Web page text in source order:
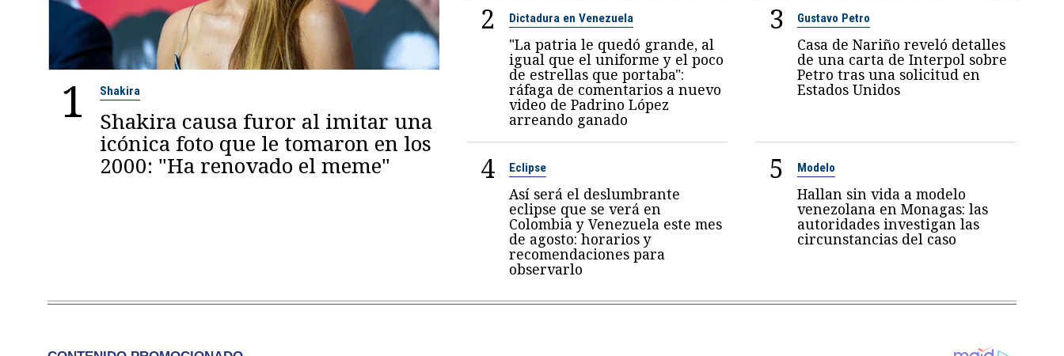
1 Shakira
Shakira causa furor al imitar una
icónica foto que le tomaron en los
2000: "Ha renovado el meme"
2 Dictadura en Venezuela
"La patria le quedó grande, al
igual que el uniforme y el poco
de estrellas que portaba":
ráfaga de comentarios a nuevo
video de Padrino López
arreando ganado
3 Gustavo Petro
Casa de Nariño reveló detalles
de una carta de Interpol sobre
Petro tras una solicitud en
Estados Unidos
4 Eclipse
Así será el deslumbrante
eclipse que se verá en
Colombia y Venezuela este mes
de agosto: horarios y
recomendaciones para
observarlo
5 Modelo
Hallan sin vida a modelo
venezolana en Monagas: las
autoridades investigan las
circunstancias del caso